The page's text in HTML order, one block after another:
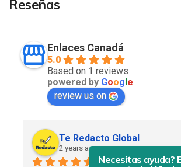
Reseñas
Enlaces Canadá
5.0
Based on 1 reviews
powered by Google
review us on
Te Redacto Global
2 years ago
Necesitas ayuda?